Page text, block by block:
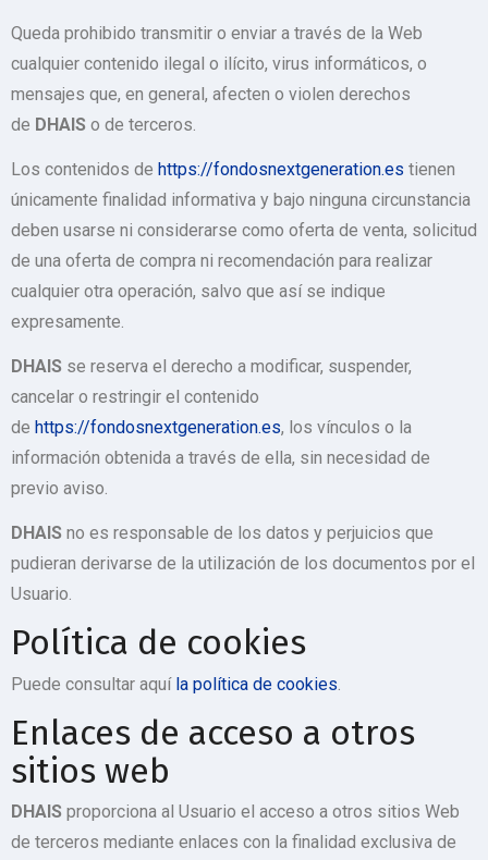
Queda prohibido transmitir o enviar a través de la Web
cualquier contenido ilegal o ilícito, virus informáticos, o
mensajes que, en general, afecten o violen derechos
de DHAIS o de terceros.
Los contenidos de https://fondosnextgeneration.es tienen
únicamente finalidad informativa y bajo ninguna circunstancia
deben usarse ni considerarse como oferta de venta, solicitud
de una oferta de compra ni recomendación para realizar
cualquier otra operación, salvo que así se indique
expresamente.
DHAIS se reserva el derecho a modificar, suspender,
cancelar o restringir el contenido
de https://fondosnextgeneration.es, los vínculos o la
información obtenida a través de ella, sin necesidad de
previo aviso.
DHAIS no es responsable de los datos y perjuicios que
pudieran derivarse de la utilización de los documentos por el
Usuario.
Política de cookies
Puede consultar aquí la política de cookies
Enlaces de acceso a otros
sitios web
DHAIS proporciona al Usuario el acceso a otros sitios Web
de terceros mediante enlaces con la finalidad exclusiva de